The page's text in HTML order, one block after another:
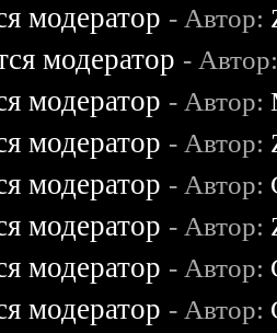
модератор - Автор:
модератор -
модератор - Автор:
модератор - Автор:
модератор - Автор:
модератор - Автор:
модератор - Автор:
модератор - Автор: